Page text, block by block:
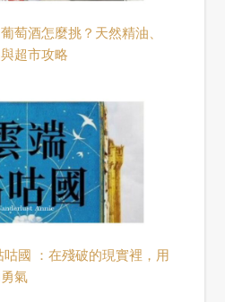
萄酒怎麼挑？天然精油、
超市攻略
咕國 ：在殘破的現實裡，用
氣